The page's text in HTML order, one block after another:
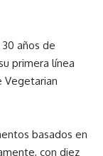
años de
primera línea
Vegetarian
basados en
con diez